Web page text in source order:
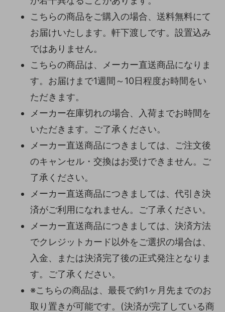
こちらの商品をご購入の場合、送料無料にて
お届けいたします。軒下渡しです。設置込み
ではありません。
こちらの商品は、メーカー直送商品になりま
す。お届けまで1週間～10日程度お時間をい
ただきます。
メーカー在庫切れの場合、入荷までお時間を
いただきます。ご了承ください。
メーカー直送商品につきましては、ご注文後
のキャンセル・交換はお受けできません。ご
了承ください。
メーカー直送商品につきましては、代引き決
済がご利用になれません。ご了承ください。
メーカー直送商品につきましては、決済方法
でクレジットカード以外をご選択の場合は、
入金、または決済完了後の正式発注となりま
す。ご了承ください。
※こちらの商品は、最長で約1ヶ月先までのお
取り置きが可能です。(決済が完了している商